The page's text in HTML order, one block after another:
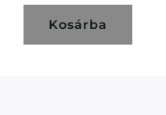
Kosárba